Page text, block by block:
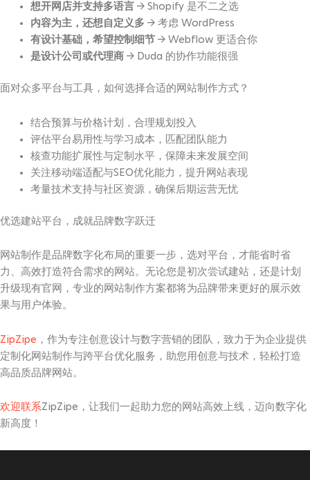
想开网店并支持多语言 → Shopify 是不二之选
内容为主，还想自定义多 → 考虑 WordPress
有设计基础，希望控制细节→ Webflow 更适合你
是设计公司或代理商 → Duda 的协作功能很强
面对众多平台与工具，如何选择合适的网站制作方式？
结合预算与价格计划，合理规划投入
评估平台易用性与学习成本，匹配团队能力
核查功能扩展性与定制水平，保障未来发展空间
关注移动端适配与SEO优化能力，提升网站表现
考量技术支持与社区资源，确保后期运营无忧
优选建站平台，成就品牌数字跃迁
网站制作是品牌数字化布局的重要一步，选对平台，才能省时省
力、高效打造符合需求的网站。无论您是初次尝试建站，还是计划
升级现有官网，专业的网站制作方案都将为品牌带来更好的展示效
果与用户体验。
ZipZipe ，作为专注创意设计与数字营销的团队，致力于为企业提供
定制化网站制作与跨平台优化服务，助您用创意与技术，轻松打造
高品质品牌网站。
欢迎联系ZipZipe，让我们一起助力您的网站高效上线，迈向数字化
新高度！